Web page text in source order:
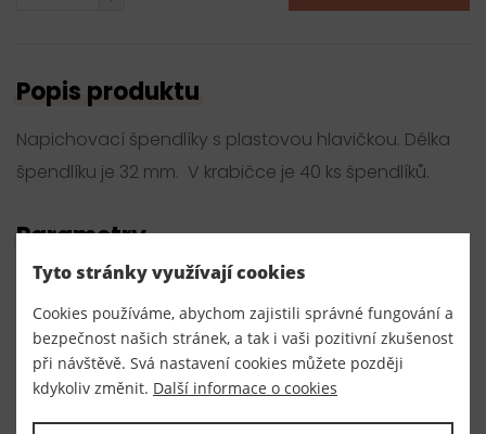
Popis produktu
Napichovací špendlíky s plastovou hlavičkou. Délka
špendlíku je 32 mm. V krabičce je 40 ks špendlíků.
Parametry
Číslo produktu:
050069
Výrobce
Made in Germany
Tyto stránky využívají cookies
Cookies používáme, abychom zajistili správné fungování a
bezpečnost našich stránek, a tak i vaši pozitivní zkušenost
při návštěvě. Svá nastavení cookies můžete později
kdykoliv změnit. Další informace o cookies